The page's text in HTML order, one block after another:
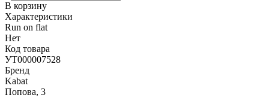
В корзину
Характеристики
Run on flat
Нет
Код товара
УТ000007528
Бренд
Kabat
Попова, 3